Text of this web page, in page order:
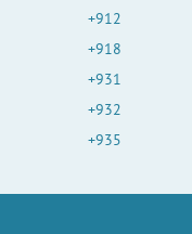
+912
+918
+931
+932
+935